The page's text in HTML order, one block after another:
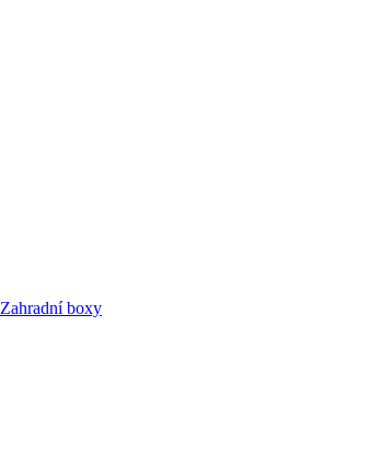
Zahradní boxy